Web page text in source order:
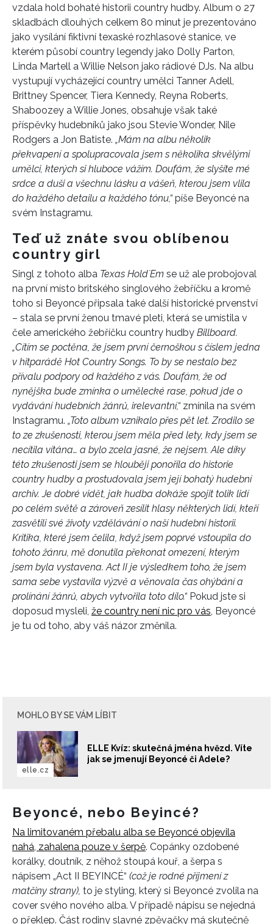
vzdala hold bohaté historii country hudby. Album o 27
skladbách dlouhých celkem 80 minut je prezentováno
jako vysílání fiktivní texaské rozhlasové stanice, ve
kterém působí country legendy jako Dolly Parton,
Linda Martell a Willie Nelson jako rádiové DJs. Na albu
vystupují vycházející country umělci Tanner Adell,
Brittney Spencer, Tiera Kennedy, Reyna Roberts,
Shaboozey a Willie Jones, obsahuje však také
příspěvky hudebníků jako jsou Stevie Wonder, Nile
Rodgers a Jon Batiste. „Mám na albu několik
překvapení a spolupracovala jsem s několika skvělými
umělci, kterých si hluboce vážím. Doufám, že slyšíte mé
srdce a duši a všechnu lásku a vášeň, kterou jsem vlila
do každého detailu a každého tónu,“ píše Beyoncé na
svém Instagramu.
Teď už znáte svou oblíbenou
country girl
Singl z tohoto alba Texas HoldʼEm se už ale probojoval
na první místo britského singlového žebříčku a kromě
toho si Beyoncé připsala také další historické prvenství
– stala se první ženou tmavé pleti, která se umístila v
čele amerického žebříčku country hudby Billboard.
„Cítím se poctěna, že jsem první černoškou s číslem jedna
v hitparádě Hot Country Songs. To by se nestalo bez
přívalu podpory od každého z vás. Doufám, že od
nynějška bude zmínka o umělecké rase, pokud jde o
vydávání hudebních žánrů, irelevantní,“ zmínila na svém
Instagramu. „Toto album vznikalo přes pět let. Zrodilo se
to ze zkušenosti, kterou jsem měla před lety, kdy jsem se
necítila vítána… a bylo zcela jasné, že nejsem. Ale díky
této zkušenosti jsem se hlouběji ponořila do historie
country hudby a prostudovala jsem její bohatý hudební
archiv. Je dobré vidět, jak hudba dokáže spojit tolik lidí
po celém světě a zároveň zesílit hlasy některých lidí, kteří
zasvětili své životy vzdělávání o naší hudební historii.
Kritika, které jsem čelila, když jsem poprvé vstoupila do
tohoto žánru, mě donutila překonat omezení, kterým
jsem byla vystavena. Act II je výsledkem toho, že jsem
sama sebe vystavila výzvě a věnovala čas ohýbání a
prolínání žánrů, abych vytvořila toto dílo.“ Pokud jste si
doposud mysleli, že country není nic pro vás , Beyoncé
je tu od toho, aby váš názor změnila.
MOHLO BY SE VÁM LÍBIT
ELLE Kvíz: skutečná jména hvězd. Víte
jak se jmenují Beyoncé či Adele?
elle.cz
Beyoncé, nebo Beyincé?
Na limitovaném přebalu alba se Beyoncé objevila
nahá, zahalena pouze v šerpě. Copánky ozdobené
korálky, doutník, z něhož stoupá kouř, a šerpa s
nápisem „Act II BEYINCÉ“ (což je rodné příjmení z
matčiny strany), to je styling, který si Beyoncé zvolila na
cover svého nového alba. V případě nápisu se nejedná
o překlep. Část rodiny slavné zpěvačky má skutečně